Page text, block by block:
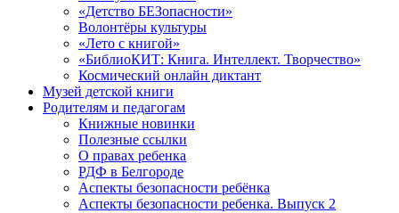
«Детство БЕЗопасности»
Волонтёры культуры
«Лето с книгой»
«БиблиоКИТ: Книга. Интеллект. Творчество»
Космический онлайн диктант
Музей детской книги
Родителям и педагогам
Книжные новинки
Полезные ссылки
О правах ребенка
РДФ в Белгороде
Аспекты безопасности ребёнка
Аспекты безопасности ребенка. Выпуск 2